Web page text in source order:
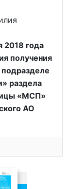
2018 года
получения
раздела
«МСП»
АО